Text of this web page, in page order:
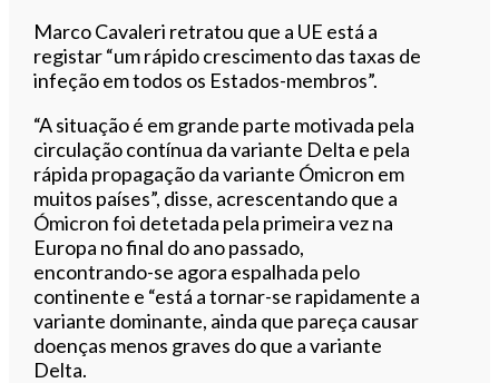
Marco Cavaleri retratou que a UE está a
registar “um rápido crescimento das taxas de
infeção em todos os Estados-membros”.
“A situação é em grande parte motivada pela
circulação contínua da variante Delta e pela
rápida propagação da variante Ómicron em
muitos países”, disse, acrescentando que a
Ómicron foi detetada pela primeira vez na
Europa no final do ano passado,
encontrando-se agora espalhada pelo
continente e “está a tornar-se rapidamente a
variante dominante, ainda que pareça causar
doenças menos graves do que a variante
Delta.